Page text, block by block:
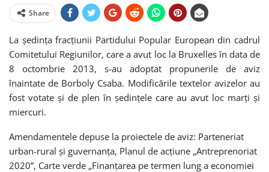
Share
La ședința fracțiunii Partidului Popular European din cadrul
Comitetului Regiunilor, care a avut loc la Bruxelles în data de
8 octombrie 2013, s-au adoptat propunerile de aviz
înaintate de Borboly Csaba. Modificările textelor avizelor au
fost votate și de plen în ședințele care au avut loc marți și
miercuri.
Amendamentele depuse la proiectele de aviz: Parteneriat
urban-rural și guvernanța, Planul de acțiune „Antreprenoriat
2020”, Carte verde „Finanțarea pe termen lung a economiei